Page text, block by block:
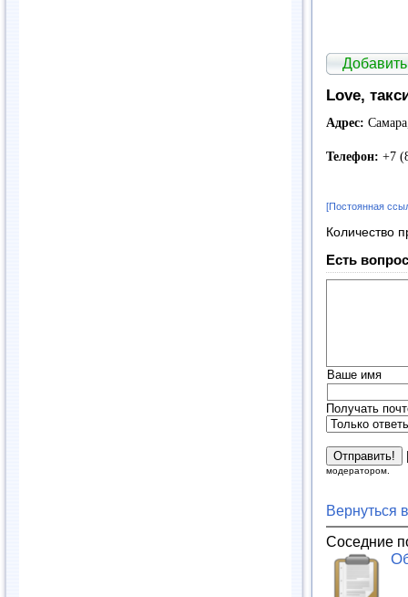
Добавить
Love,
Адрес:
Телефон: +7
[Постоянная
Количество
Есть
Ваше имя
Получать
модератором.
Вернуться
Соседние